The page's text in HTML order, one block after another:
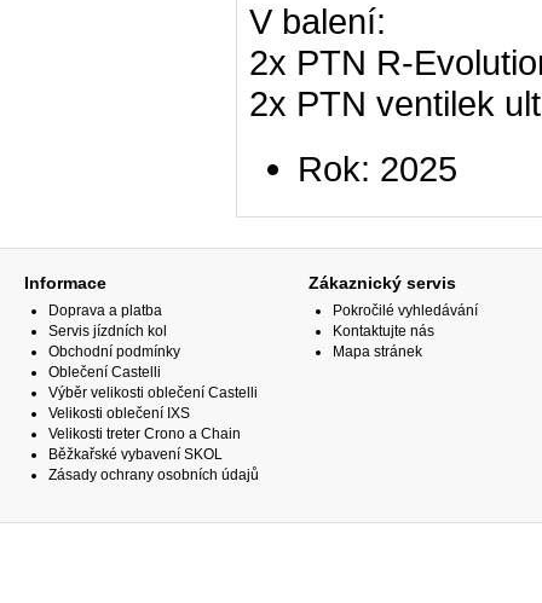
V balení:
2x PTN R-
2x PTN ventilek
Rok: 2025
Informace
Doprava a platba
Servis jízdních kol
Obchodní podmínky
Oblečení Castelli
Výběr velikosti oblečení Castelli
Velikosti oblečení IXS
Velikosti treter Crono a Chain
Běžkařské vybavení SKOL
Zásady ochrany osobních údajů
Zákaznický servis
Pokročilé vyhledávání
Kontaktujte nás
Mapa stránek